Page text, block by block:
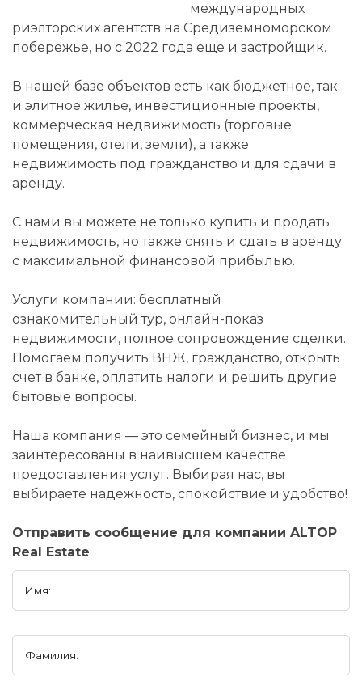
международных
риэлторских агентств на Средиземноморском
побережье, но с 2022 года еще и застройщик.
В нашей базе объектов есть как бюджетное, так
и элитное жилье, инвестиционные проекты,
коммерческая недвижимость (торговые
помещения, отели, земли), а также
недвижимость под гражданство и для сдачи в
аренду.
С нами вы можете не только купить и продать
недвижимость, но также снять и сдать в аренду
с максимальной финансовой прибылью.
Услуги компании: бесплатный
ознакомительный тур, онлайн-показ
недвижимости, полное сопровождение сделки.
Помогаем получить ВНЖ, гражданство, открыть
счет в банке, оплатить налоги и решить другие
бытовые вопросы.
Наша компания — это семейный бизнес, и мы
заинтересованы в наивысшем качестве
предоставления услуг. Выбирая нас, вы
выбираете надежность, спокойствие и удобство!
Отправить сообщение для компании ALTOP
Real Estate
Имя:
Фамилия: